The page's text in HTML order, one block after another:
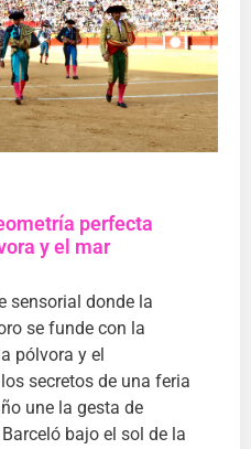
perfecta
y el mar
sensorial donde la
se funde con la
pólvora y el
secretos de una feria
une la gesta de
bajo el sol de la